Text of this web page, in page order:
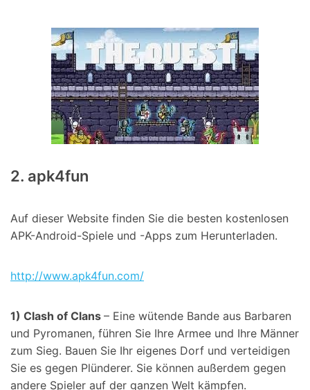
2. apk4fun
Auf dieser Website finden Sie die besten kostenlosen
APK-Android-Spiele und -Apps zum Herunterladen.
http://www.apk4fun.com/
1) Clash of Clans – Eine wütende Bande aus Barbaren
und Pyromanen, führen Sie Ihre Armee und Ihre Männer
zum Sieg. Bauen Sie Ihr eigenes Dorf und verteidigen
Sie es gegen Plünderer. Sie können außerdem gegen
andere Spieler auf der ganzen Welt kämpfen.